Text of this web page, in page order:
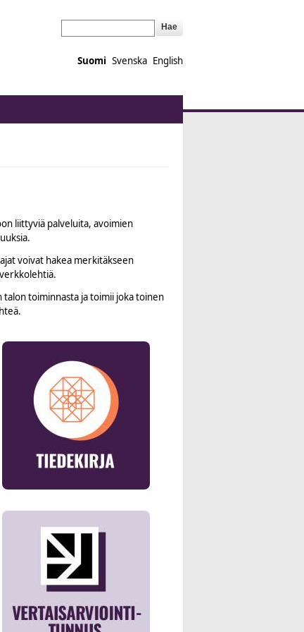
Suomi Svenska English
liittyviä palveluita, avoimien
voivat hakea merkitäkseen
toiminnasta ja toimii joka toinen